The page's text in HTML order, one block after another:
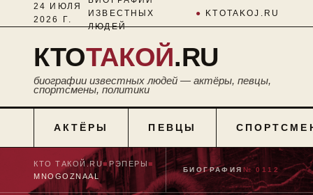
24 ИЮЛЯ
2026 Г.
ИЗВЕСТНЫХ
ЛЮДЕЙ
● KTOTAKOJ.RU
КТОТАКОЙ.RU
биографии известных людей — актёры, певцы,
спортсмены, политики
АКТЁРЫ ПЕВЦЫ
КТО ТАКОЙ.RU■РЭПЕРЫ■
MNOGOZNAAL
БИОГРАФИЯ № 0112